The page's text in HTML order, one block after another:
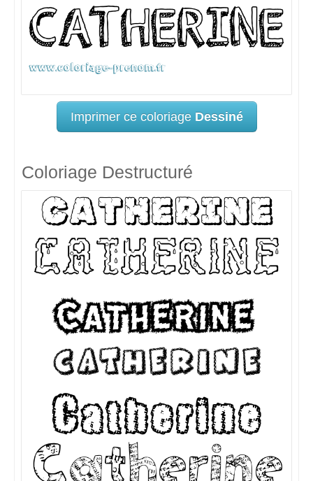
Imprimer ce coloriage Dessiné
Coloriage Destructuré